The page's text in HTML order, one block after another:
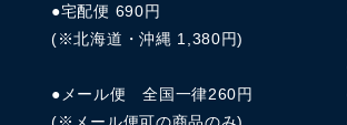
●宅配便 690円
(※北海道・沖縄 1,380円)
●メール便 全国一律260円